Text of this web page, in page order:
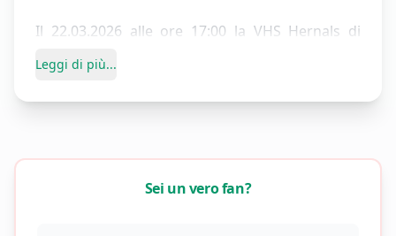
Il 22.03.2026 alle ore 17:00 la VHS Hernals di
incontro interamente dedicato alle parole e
ironia e poesia.
Durante l’appuntamento verranno letti estratti
Leggi di più...
Sei un vero fan?